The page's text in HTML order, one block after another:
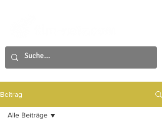
Beitrag
Alle Beiträge